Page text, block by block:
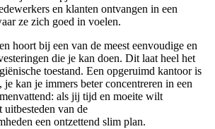
en klanten ontvangen in een
ze zich goed in voelen.
hoort bij een van de meest eenvoudige en
die je kan doen. Dit laat heel het
toestand. Een opgeruimd kantoor is
kan je immers beter concentreren in een
als jij tijd en moeite wilt
uitbesteden van de
een ontzettend slim plan.